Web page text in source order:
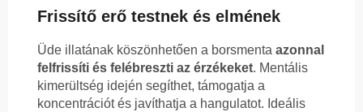
Frissítő erő testnek és elmének
Üde illatának köszönhetően a borsmenta azonnal
felfrissíti és felébreszti az érzékeket. Mentális
kimerültség idején segíthet, támogatja a
koncentrációt és javíthatja a hangulatot. Ideális